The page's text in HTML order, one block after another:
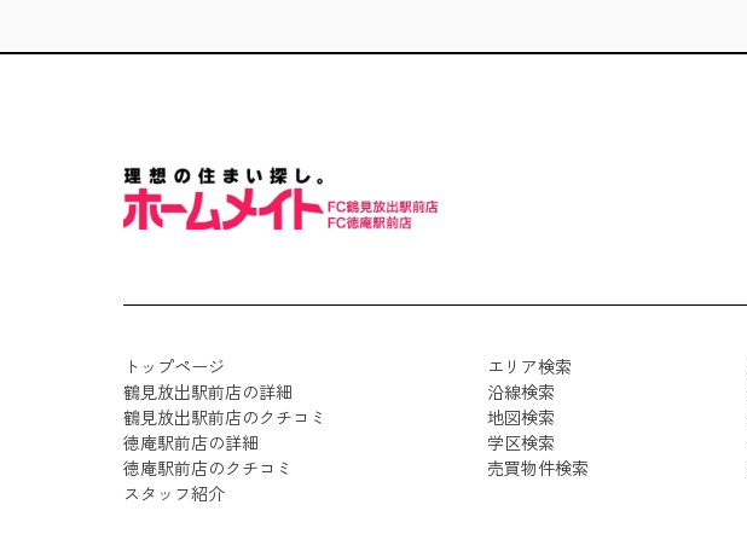
トップページ
鶴見放出駅前店の詳細
鶴見放出駅前店のクチコミ
徳庵駅前店の詳細
徳庵駅前店のクチコミ
スタッフ紹介
エリア検索
沿線検索
地図検索
学区検索
売買物件検索